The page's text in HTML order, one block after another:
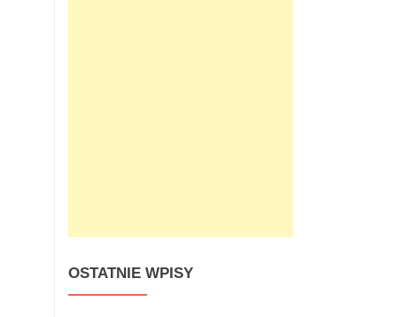
OSTATNIE WPISY